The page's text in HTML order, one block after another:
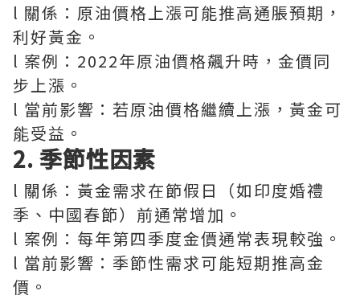
l 關係：原油價格上漲可能推高通脹預期，
利好黃金。
l 案例：2022年原油價格飆升時，金價同
步上漲。
l 當前影響：若原油價格繼續上漲，黃金可
能受益。
2. 季節性因素
l 關係：黃金需求在節假日（如印度婚禮
季、中國春節）前通常增加。
l 案例：每年第四季度金價通常表現較強。
l 當前影響：季節性需求可能短期推高金
價。